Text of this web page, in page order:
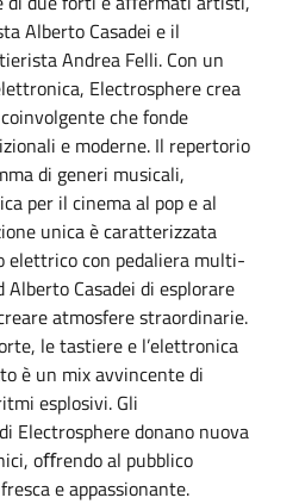
Alberto Casadei e il
Andrea Felli. Con un
Electrosphere crea
che fonde
e moderne. Il repertorio
di generi musicali,
per il cinema al pop e al
unica è caratterizzata
elettrico con pedaliera multi-
Casadei di esplorare
atmosfere straordinarie.
le tastiere e l’elettronica
è un mix avvincente di
esplosivi. Gli
Electrosphere donano nuova
oﬀrendo al pubblico
e appassionante.